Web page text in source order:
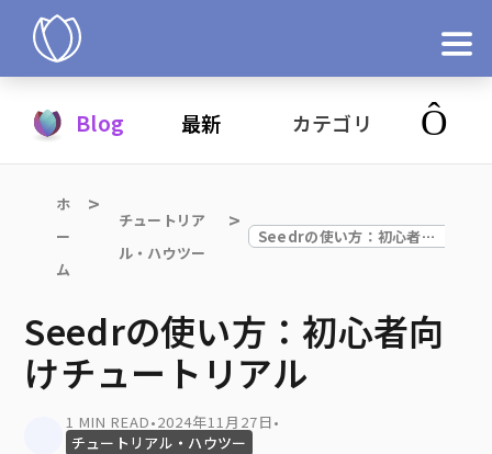
今すぐ試す
Blog 最新 カテゴリ
ホ
ー
ム
チュートリア
ル・ハウツー
Seedrの使い方：初心者向けチュートリアル
Seedrの使い方：初心者向
けチュートリアル
1 MIN READ•2024年11月27日•
チュートリアル・ハウツー